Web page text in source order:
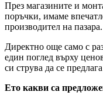
През магазините и
поръчки, имаме
производител на пазара.
Директно още само с
един поглед върху
си струва да се
Ето какви са